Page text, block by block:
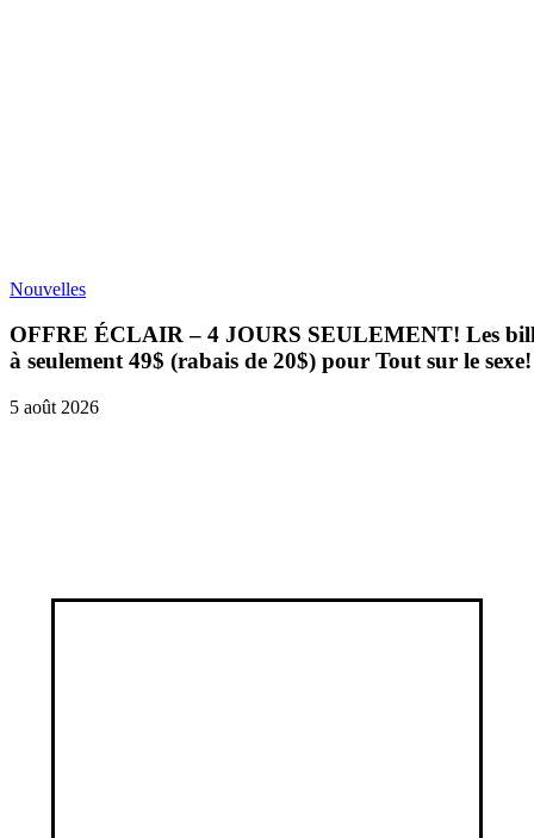
Nouvelles
OFFRE ÉCLAIR – 4 JOURS SEULEMENT! Les
à seulement 49$ (rabais de 20$) pour Tout sur le sexe!
5 août 2026